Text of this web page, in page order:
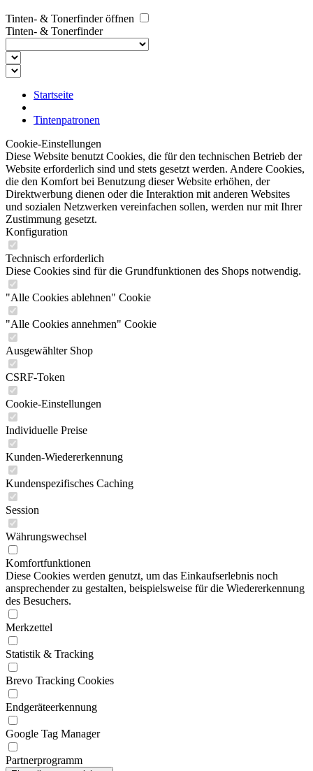
Tinten- & Tonerfinder öffnen
Tinten- & Tonerfinder
Startseite
Tintenpatronen
Cookie-Einstellungen
Diese Website benutzt Cookies, die für den technischen Betrieb der
Website erforderlich sind und stets gesetzt werden. Andere Cookies,
die den Komfort bei Benutzung dieser Website erhöhen, der
Direktwerbung dienen oder die Interaktion mit anderen Websites
und sozialen Netzwerken vereinfachen sollen, werden nur mit Ihrer
Zustimmung gesetzt.
Konfiguration
Technisch erforderlich
Diese Cookies sind für die Grundfunktionen des Shops notwendig.
"Alle Cookies ablehnen" Cookie
"Alle Cookies annehmen" Cookie
Ausgewählter Shop
CSRF-Token
Cookie-Einstellungen
Individuelle Preise
Kunden-Wiedererkennung
Kundenspezifisches Caching
Session
Währungswechsel
Komfortfunktionen
Diese Cookies werden genutzt, um das Einkaufserlebnis noch
ansprechender zu gestalten, beispielsweise für die Wiedererkennung
des Besuchers.
Merkzettel
Statistik & Tracking
Brevo Tracking Cookies
Endgeräteerkennung
Google Tag Manager
Partnerprogramm